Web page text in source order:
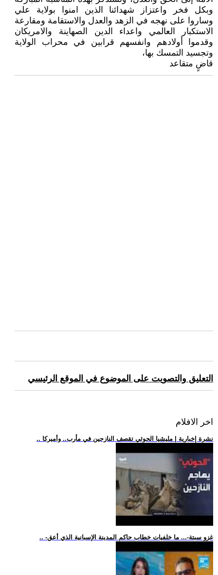
وبكل فخر واعتزاز شهدائنا الذين امنوا بولاية علي
وساروا على نهجه في الزهد والعدل والاستقامة ومقارعة
الاستكبار العالمي واعداء الدين الصهاينة والامريكان
وقدموا أولادهم وانفسهم قرابين في محراب الولاية
وتجسيد التمسك بها،
قاضٍ متقاعد
التعليق والتصويت على الموضوع في الموقع الرئيسي
اخر الافلام
.. نشرة إخبارية | مليشيا الحوثي تقصف النازحين في مأرب.. وأميركا
.. -غزو سبتة-... ما خلفيات خطاب حاكم المدينة الإسبانية الذي أعق